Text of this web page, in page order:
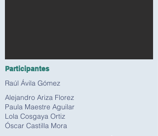
Participantes
Raúl Ávila Gómez
Alejandro Ariza Florez
Paula Maestre Aguilar
Lola Cosgaya Ortiz
Óscar Castilla Mora